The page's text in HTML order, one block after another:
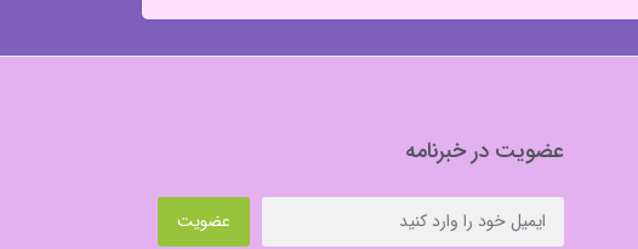
عضویت در خبرنامه
عضویت